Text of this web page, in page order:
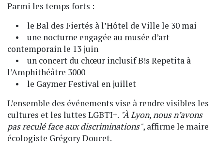
Parmi les temps forts :
• le Bal des Fiertés à l’Hôtel de Ville le 30 mai
• une nocturne engagée au musée d’art
contemporain le 13 juin
• un concert du chœur inclusif B!s Repetita à
l’Amphithéâtre 3000
• le Gaymer Festival en juillet
L’ensemble des événements vise à rendre visibles les
cultures et les luttes LGBTI+. "À Lyon, nous n’avons
pas reculé face aux discriminations", affirme le maire
écologiste Grégory Doucet.